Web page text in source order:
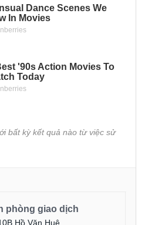
bất kỳ kết quả nào từ việc sử
phòng giao dịch
Hồ Văn Huê,